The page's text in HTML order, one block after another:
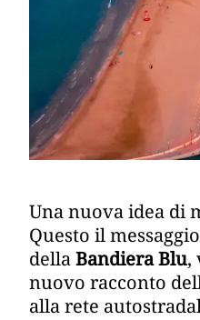
Una nuova idea di
Questo il
dellaBandiera Blu,
nuovo racconto
alla rete